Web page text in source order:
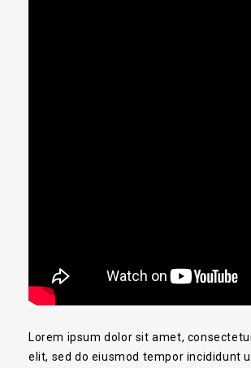
Lorem ipsum dolor sit amet,
elit, sed do eiusmod tempor incididunt